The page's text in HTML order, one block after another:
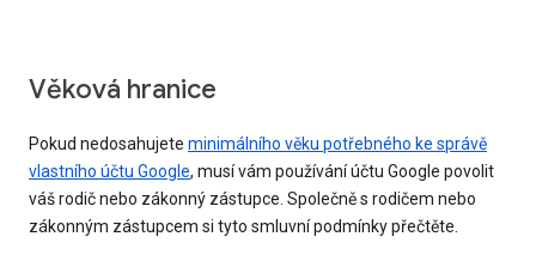
Věková hranice
Pokud nedosahujete minimálního věku potřebného ke správě
vlastního účtu Google, musí vám používání účtu Google povolit
váš rodič nebo zákonný zástupce. Společně s rodičem nebo
zákonným zástupcem si tyto smluvní podmínky přečtěte.